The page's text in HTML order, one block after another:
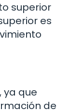
superior
es
ya que
de